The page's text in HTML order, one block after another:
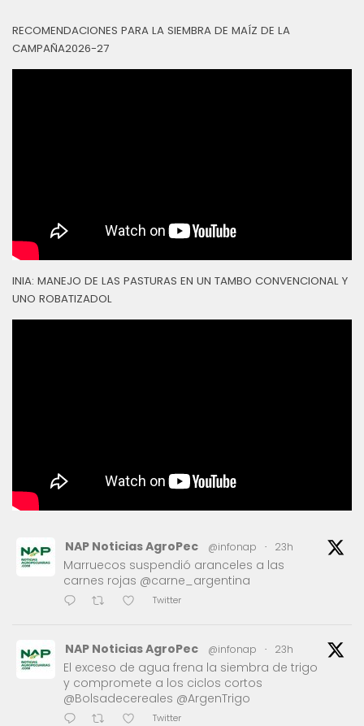
RECOMENDACIONES PARA LA SIEMBRA DE MAÍZ DE LA
CAMPAÑA2026-27
INIA: MANEJO DE LAS PASTURAS EN UN TAMBO CONVENCIONAL Y
UNO ROBATIZADOL
NAP Noticias AgroPec @infonap · 23h
Marruecos suspendió aranceles a las
carnes rojas @carne_argentina
Twitter
NAP Noticias AgroPec @infonap · 23h
El exceso de agua frena la siembra de trigo
y compromete a los ciclos cortos
@Bolsadecereales @ArgenTrigo
Twitter